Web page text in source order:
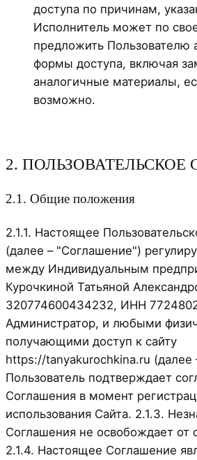
доступа по причинам,
Исполнитель может по
предложить Пользователю
формы доступа, включая
аналогичные материалы,
возможно.
2.
2.1. Общие положения
2.1.1. Настоящее
(далее – "Соглашение")
между Индивидуальным
Курочкиной Татьяной
320774600434232, ИНН
Администратор, и любыми
получающими доступ к сайту
https://tanyakurochkina.ru (далее
Пользователь подтверждает
Соглашения в момент
использования Сайта. 2.1.3.
Соглашения не освобождает от
2.1.4. Настоящее Соглашение